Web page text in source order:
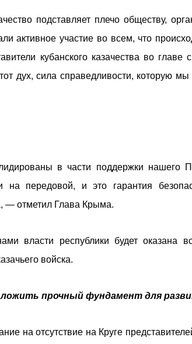
подставляет плечо обществу,
активное участие во всем, что
кубанского казачества во главе
дух, сила справедливости, которую
в части поддержки нашего
на передовой, и это гарантия
— отметил Глава Крыма.
власти республики будет оказана
войска.
прочный фундамент для
на отсутствие на Круге